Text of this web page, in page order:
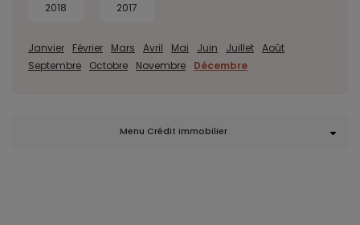
2018 2017
Janvier Février Mars Avril Mai Juin Juillet Août
Septembre
Octobre Novembre Décembre
Menu Crédit immobilier